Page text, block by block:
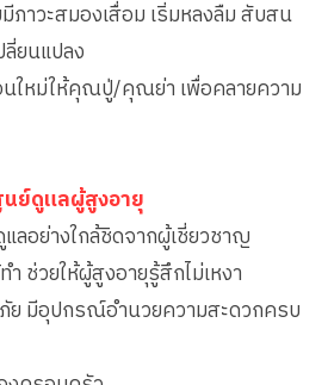
วะสมองเสื่อม เริ่มหลงลืม สับสน
ยนแปลง
ใหม่ให้คุณปู่/คุณย่า เพื่อคลายความ
นย์ดูแลผู้สูงอายุ
ลอย่างใกล้ชิดจากผู้เชี่ยวชาญ
ช่วยให้ผู้สูงอายุรู้สึกไม่เหงา
ย มีอุปกรณ์อำนวยความสะดวกครบ